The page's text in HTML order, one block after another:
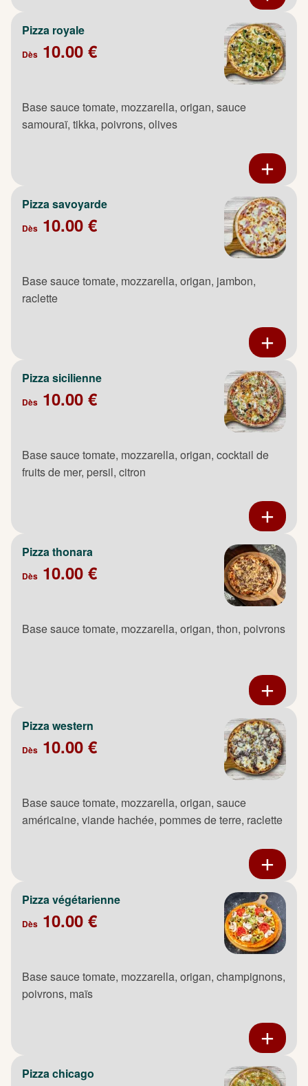
Pizza royale
Dès 10.00 €
Base sauce tomate, mozzarella, origan, sauce
samouraï, tikka, poivrons, olives
Pizza savoyarde
Dès 10.00 €
Base sauce tomate, mozzarella, origan, jambon,
raclette
Pizza sicilienne
Dès 10.00 €
Base sauce tomate, mozzarella, origan, cocktail de
fruits de mer, persil, citron
Pizza thonara
Dès 10.00 €
Base sauce tomate, mozzarella, origan, thon, poivrons
Pizza western
Dès 10.00 €
Base sauce tomate, mozzarella, origan, sauce
américaine, viande hachée, pommes de terre, raclette
Pizza végétarienne
Dès 10.00 €
Base sauce tomate, mozzarella, origan, champignons,
poivrons, maïs
Pizza chicago